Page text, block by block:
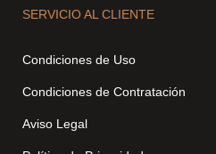
SERVICIO AL CLIENTE
Condiciones de Uso
Condiciones de Contratación
Aviso Legal